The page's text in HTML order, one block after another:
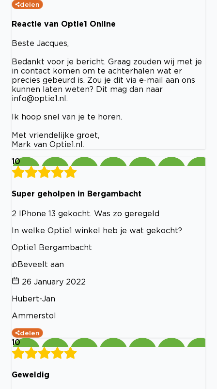
delen
Reactie van Optie1 Online
Beste Jacques,
Bedankt voor je bericht. Graag zouden wij met je
in contact komen om te achterhalen wat er
precies gebeurd is. Zou je dit via e-mail aan ons
kunnen laten weten? Dit mag dan naar
info@optie1.nl.
Ik hoop snel van je te horen.
Met vriendelijke groet,
Mark van Optie1.nl.
10
Super geholpen in Bergambacht
2 IPhone 13 gekocht. Was zo geregeld
In welke Optie1 winkel heb je wat gekocht?
Optie1 Bergambacht
Beveelt aan
26 January 2022
Hubert-Jan
Ammerstol
delen
10
Geweldig